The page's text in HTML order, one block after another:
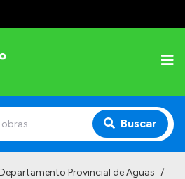
Buscar
Provincial de Aguas /